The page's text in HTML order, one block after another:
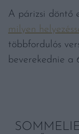
A párizsi döntő
milyen
többfordulós
beverekednie a